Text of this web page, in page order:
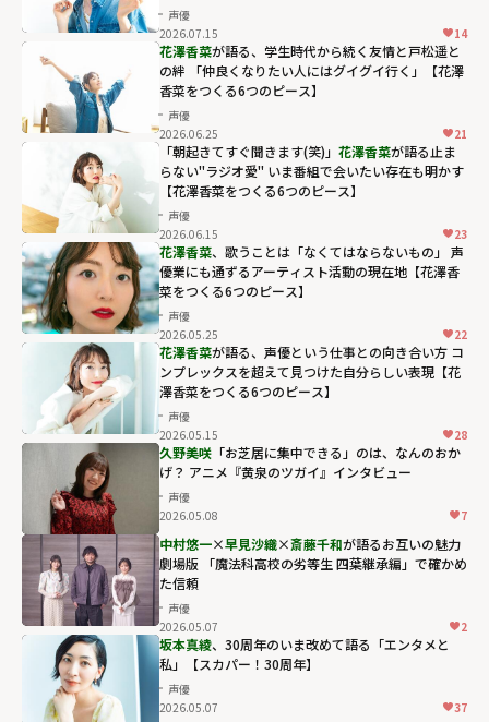
声優
2026.07.15
14
花澤香菜が語る、学生時代から続く友情と戸松遥と
の絆 「仲良くなりたい人にはグイグイ行く」【花澤
香菜をつくる6つのピース】
声優
2026.06.25
21
「朝起きてすぐ聞きます(笑)」 花澤香菜が語る止ま
らない"ラジオ愛" いま番組で会いたい存在も明かす
【花澤香菜をつくる6つのピース】
声優
2026.06.15
23
花澤香菜、歌うことは「なくてはならないもの」 声
優業にも通ずるアーティスト活動の現在地【花澤香
菜をつくる6つのピース】
声優
2026.05.25
22
花澤香菜が語る、声優という仕事との向き合い方 コ
ンプレックスを超えて見つけた自分らしい表現【花
澤香菜をつくる6つのピース】
声優
2026.05.15
28
久野美咲 「お芝居に集中できる」のは、なんのおか
げ？ アニメ『黄泉のツガイ』インタビュー
声優
2026.05.08
7
中村悠一×早見沙織×斎藤千和が語るお互いの魅力
劇場版 「魔法科高校の劣等生 四葉継承編」で確かめ
た信頼
声優
2026.05.07
2
坂本真綾、30周年のいま改めて語る「エンタメと
私」【スカパー！30周年】
声優
2026.05.07
37